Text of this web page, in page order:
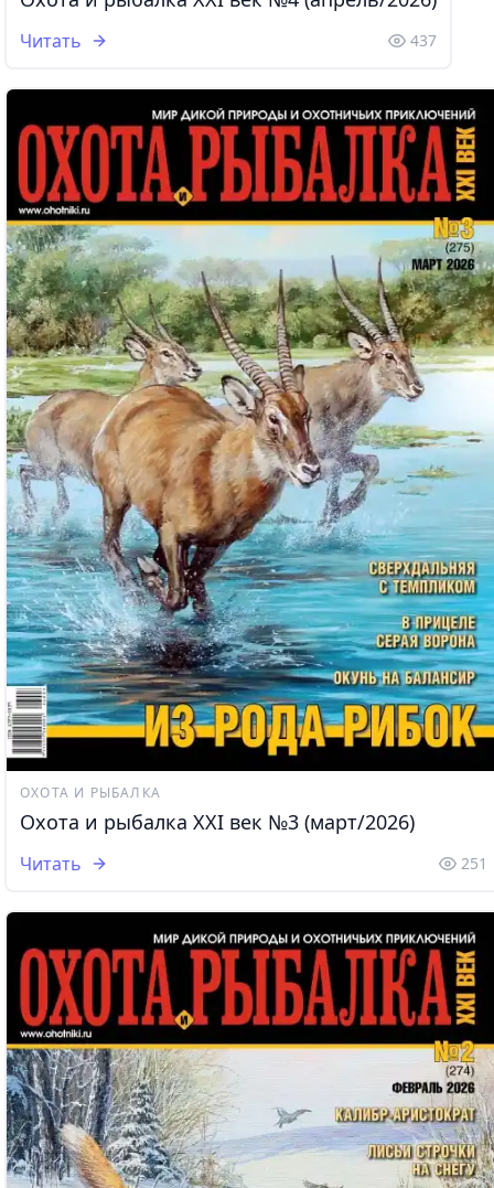
Читать 437
ОХОТА И РЫБАЛКА
Охота и рыбалка XXI век №3 (март/2026)
Читать 251